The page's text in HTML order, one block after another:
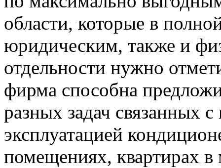
области, которые в
юридическим, также и
отдельности нужно
фирма способна
разных задач связанных
эксплуатацией
помещениях, квартирах в